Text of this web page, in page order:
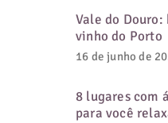
Vale do
vinho do Porto
16 de junho de
8 lugares com
para você